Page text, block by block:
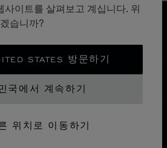
사이트를 살펴보고 계십니다. 위
습니까?
STATES 방문하기
국에서 계속하기
위치로 이동하기
든 매장
경)